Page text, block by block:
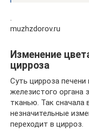
muzhzdorov.ru
Изменение
цирроза
Суть цирроза
железистого органа
тканью. Так сначала
незначительные
переходит в цирроз.